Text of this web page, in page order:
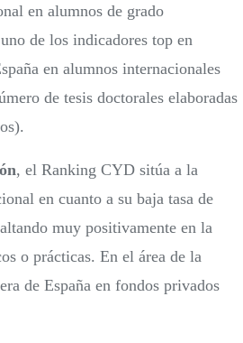
en alumnos de grado
de los indicadores top en
en alumnos internacionales
de tesis doctorales elaboradas
, el Ranking CYD sitúa a la
en cuanto a su baja tasa de
muy positivamente en la
o prácticas. En el área de la
de España en fondos privados